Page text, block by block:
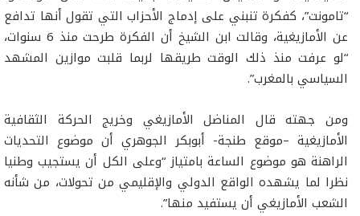
“تامونت”، كفكرة تنبني على إدماج الأحزاب التي تقول أنها تدافع
عن الأمازيغية، وقالت ابن الشيخ أن الفكرة طرحت منذ 6 سنوات،
“لو عرفت منذ ذلك الوقت طريقها لربما قلبت موازين المشهد
السياسي بالمغرب”.
ومن جهته قال المناضل الأمازيغي وخريج الحركة الثقافية
الأمازيغية –موقع طنجة- أبوبكر الجوهري أن موضوع التحديات
الراهنة هو موضوع الساعة بامتياز “وعلى الكل أن يستجيب وطنيا
نظرا لما يشهده الواقع الدولي والإقليمي من تحولات، من شأنه
الشعب الأمازيغي أن يستفيد منها”.